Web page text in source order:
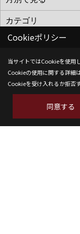
株式会社SH-Space
〒350-1316
埼玉県狭山市南入
TEL：04-2902-6070
Cookieポリシー
当サイトではCookieを使用し
Cookieの使用に関する詳細
Cookieを受け入れるか拒否
同意する